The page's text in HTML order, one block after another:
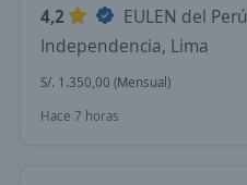
4,2
EULEN del Perú
Independencia, Lima
S/. 1.350,00 (Mensual)
Hace 7 horas